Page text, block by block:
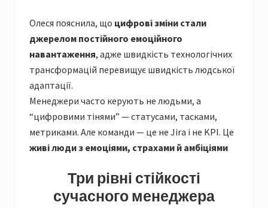
Олеся пояснила, що цифрові зміни стали
джерелом постійного емоційного
навантаження, адже швидкість технологічних
трансформацій перевищує швидкість людської
адаптації.
Менеджери часто керують не людьми, а
“цифровими тінями” — статусами, тасками,
метриками. Але команди — це не Jira і не KPI. Це
живі люди з емоціями, страхами й амбіціями
Три рівні стійкості
сучасного менеджера